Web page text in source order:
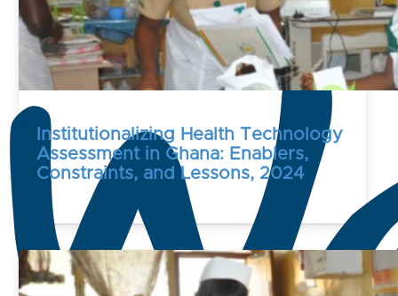
Institutionalizing Health Technology
Assessment in Ghana: Enablers,
Constraints, and Lessons, 2024